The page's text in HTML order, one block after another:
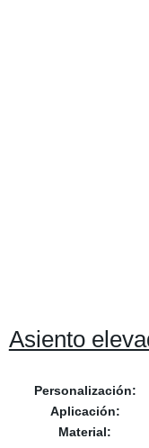
Asiento
Personalización:
Aplicación:
Material: